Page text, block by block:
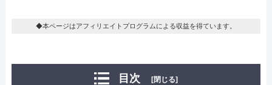
◆本ページはアフィリエイトプログラムによる収益を得ています。
目次 [閉じる]